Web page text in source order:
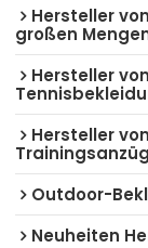
Hersteller
großen
Hersteller
Hersteller
Outdoor-
Neuheiten